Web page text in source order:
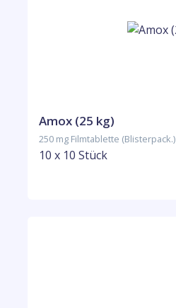
Amox (25 kg)
250 mg Filmtablette (Blisterpack.)
10 x 10 Stück